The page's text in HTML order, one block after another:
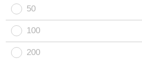
50
100
200